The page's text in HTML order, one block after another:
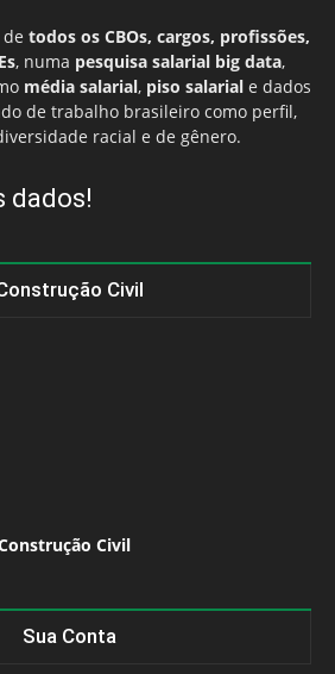
todos os CBOs, cargos, profissões,
, numa pesquisa salarial big data,
média salarial, piso salarial e dados
de trabalho brasileiro como perfil,
racial e de gênero.
dados!
Civil
Civil
Sua Conta